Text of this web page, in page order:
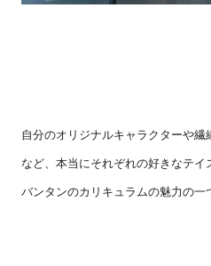
自分のオリジナルキャラクターや繊
など、本当にそれぞれの好きなテイ
バンタンのカリキュラムの魅力の一